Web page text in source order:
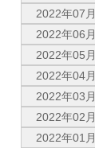
2022年07月
2022年06月
2022年05月
2022年04月
2022年03月
2022年02月
2022年01月